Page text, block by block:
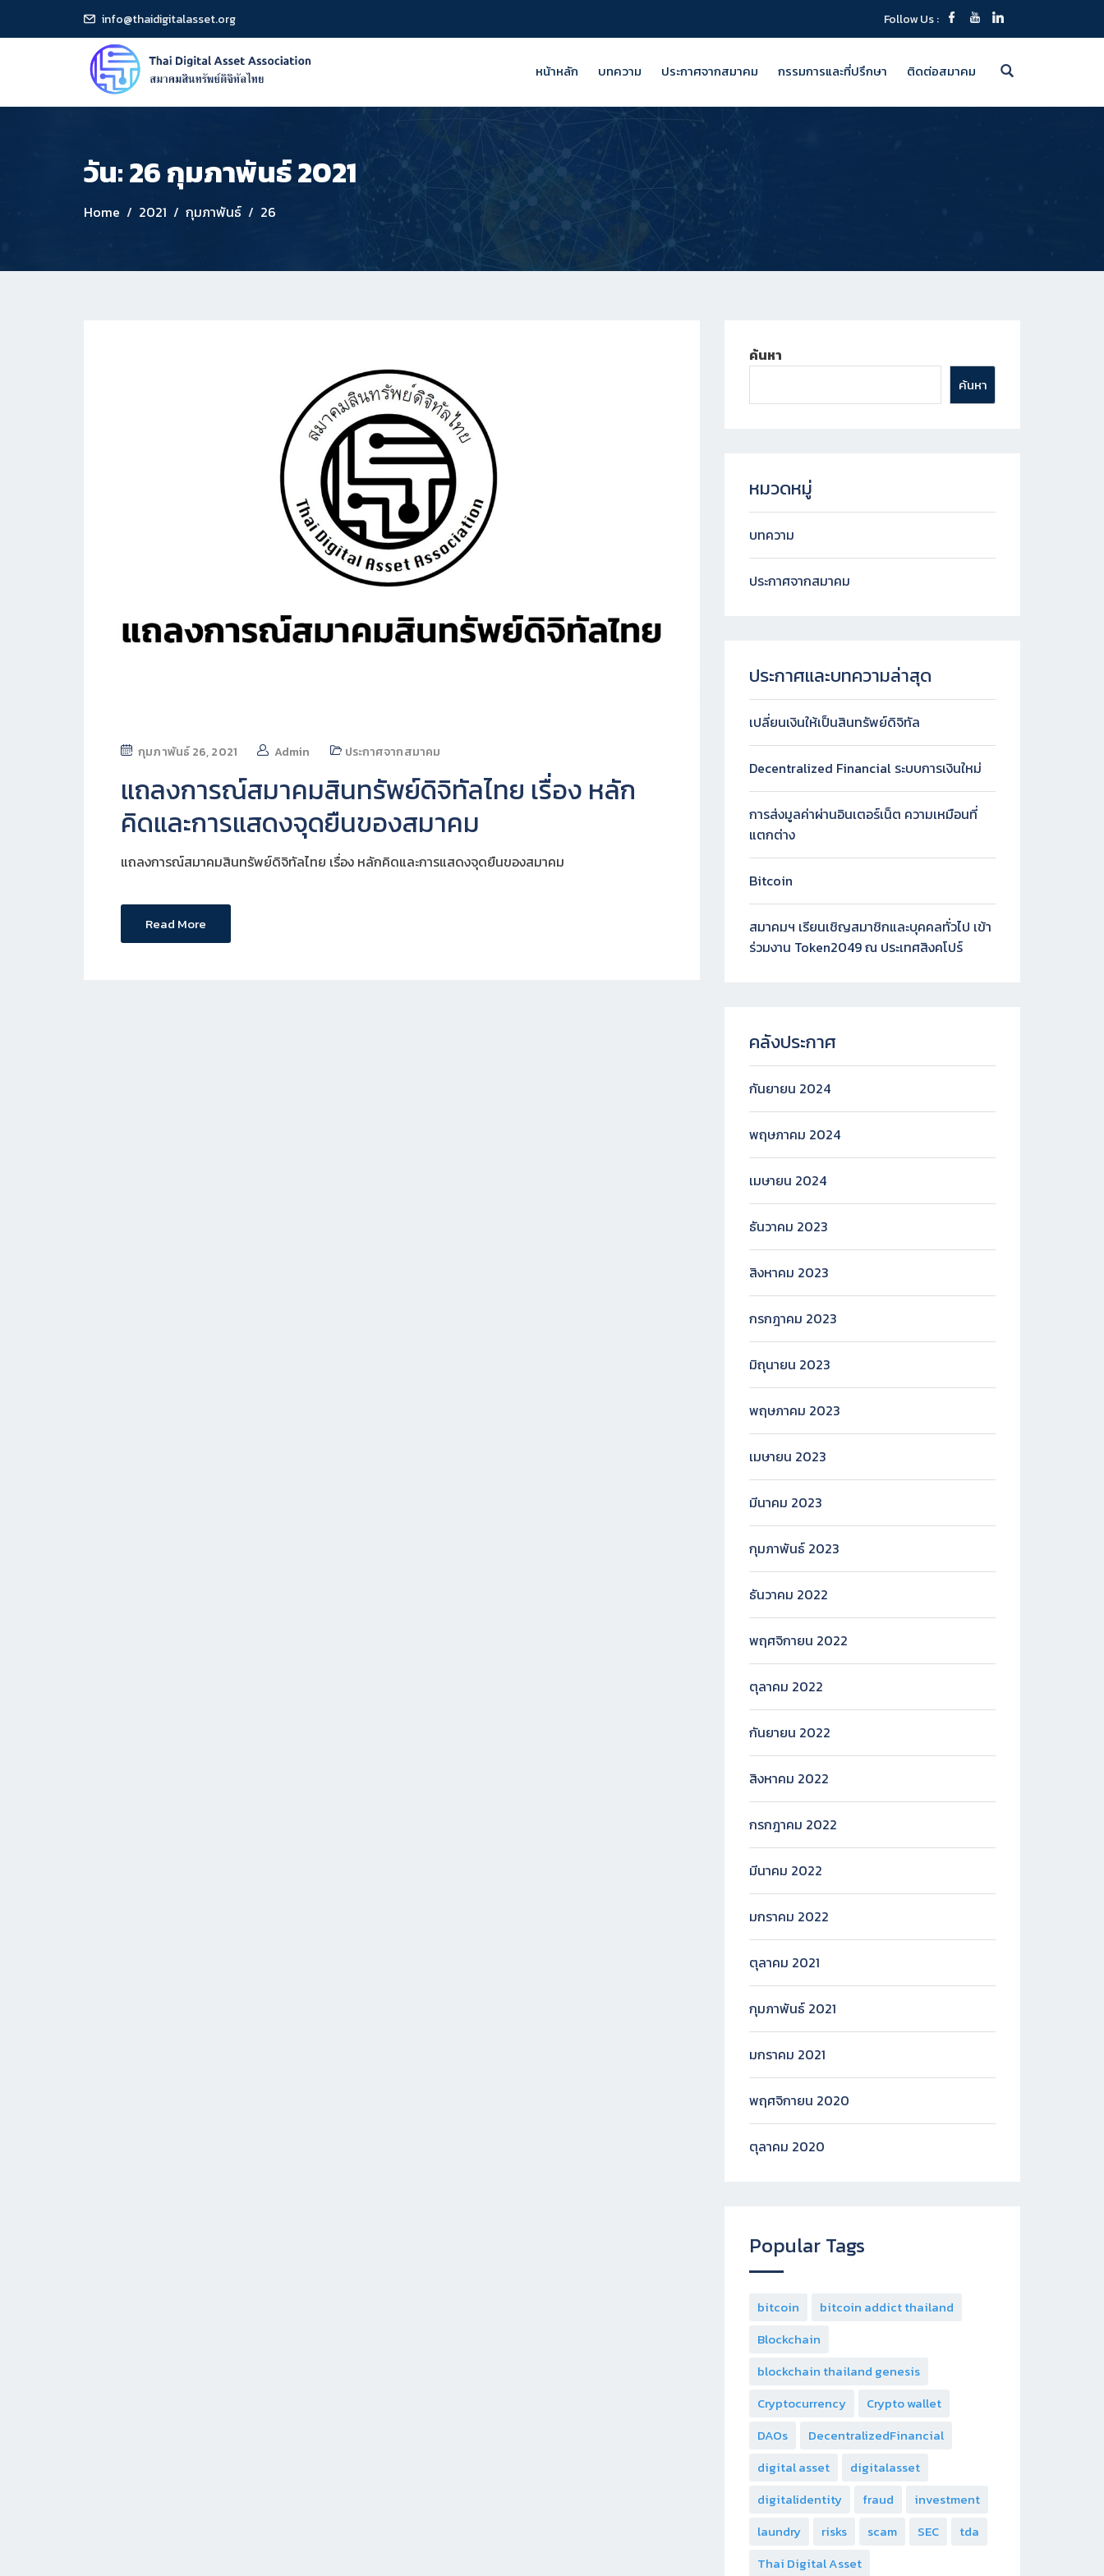
info@thaidigitalasset.org Follow Us :
หน้าหลัก บทความ ประกาศจากสมาคม กรรมการและที่ปรึกษา ติดต่อสมาคม
วัน:26 กุมภาพันธ์ 2021
Home 2021 กุมภาพันธ์ 26
กุมภาพันธ์ 26, 2021 Admin ประกาศจากสมาคม
แถลงการณ์สมาคมสินทรัพย์ดิจิทัลไทย เรื่อง หลัก
คิดและการแสดงจุดยืนของสมาคม
แถลงการณ์สมาคมสินทรัพย์ดิจิทัลไทย เรื่อง หลักคิดและการแสดงจุดยืนของสมาคม
Read More
ค้นหา
ค้นหา
หมวดหมู่
บทความ
ประกาศจากสมาคม
ประกาศและบทความล่าสุด
เปลี่ยนเงินให้เป็นสินทรัพย์ดิจิทัล
Decentralized Financial ระบบการเงินใหม่
การส่งมูลค่าผ่านอินเตอร์เน็ต ความเหมือนที่
แตกต่าง
Bitcoin
สมาคมฯ เรียนเชิญสมาชิกและบุคคลทั่วไป เข้า
ร่วมงาน Token2049 ณ ประเทศสิงคโปร์
คลังประกาศ
กันยายน 2024
พฤษภาคม 2024
เมษายน 2024
ธันวาคม 2023
สิงหาคม 2023
กรกฎาคม 2023
มิถุนายน 2023
พฤษภาคม 2023
เมษายน 2023
มีนาคม 2023
กุมภาพันธ์ 2023
ธันวาคม 2022
พฤศจิกายน 2022
ตุลาคม 2022
กันยายน 2022
สิงหาคม 2022
กรกฎาคม 2022
มีนาคม 2022
มกราคม 2022
ตุลาคม 2021
กุมภาพันธ์ 2021
มกราคม 2021
พฤศจิกายน 2020
ตุลาคม 2020
Popular Tags
bitcoin
bitcoin addict thailand
Blockchain
blockchain thailand genesis
Cryptocurrency
Crypto wallet
DAOs
DecentralizedFinancial
digital asset
digitalasset
digitalidentity
fraud
investment
laundry
risks scam SEC
tda
Thai Digital Asset